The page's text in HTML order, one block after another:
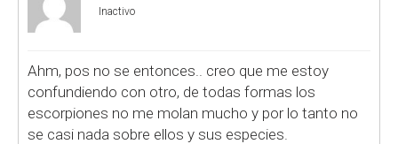
Inactivo
Ahm, pos no se entonces.. creo que me estoy
confundiendo con otro, de todas formas los
escorpiones no me molan mucho y por lo tanto no
se casi nada sobre ellos y sus especies.